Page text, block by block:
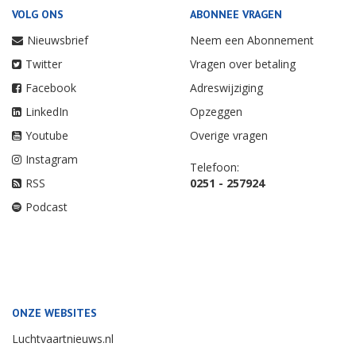
VOLG ONS
Nieuwsbrief
Twitter
Facebook
LinkedIn
Youtube
Instagram
RSS
Podcast
ABONNEE VRAGEN
Neem een Abonnement
Vragen over betaling
Adreswijziging
Opzeggen
Overige vragen
Telefoon:
0251 - 257924
ONZE WEBSITES
Luchtvaartnieuws.nl